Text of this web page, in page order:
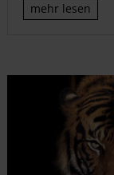
mehr lesen